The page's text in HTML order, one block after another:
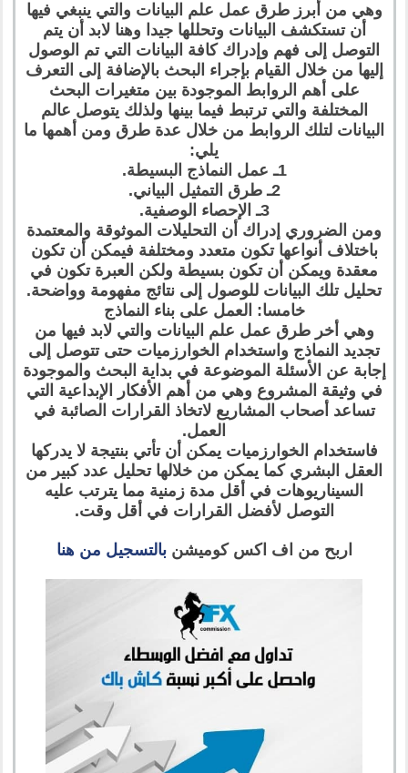
وهي من أبرز طرق عمل علم البيانات والتي ينبغي فيها
أن تستكشف البيانات وتحللها جيدا وهنا لابد أن يتم
التوصل إلى فهم وإدراك كافة البيانات التي تم الوصول
إليها من خلال القيام بإجراء البحث بالإضافة إلى التعرف
على أهم الروابط الموجودة بين متغيرات البحث
المختلفة والتي ترتبط فيما بينها ولذلك يتوصل عالم
البيانات لتلك الروابط من خلال عدة طرق ومن أهمها ما
يلي:
1ـ عمل النماذج البسيطة.
2ـ طرق التمثيل البياني.
3ـ الإحصاء الوصفية.
ومن الضروري إدراك أن التحليلات الموثوقة والمعتمدة
باختلاف أنواعها تكون متعدد ومختلفة فيمكن أن تكون
معقدة ويمكن أن تكون بسيطة ولكن العبرة تكون في
تحليل تلك البيانات للوصول إلى نتائج مفهومة وواضحة.
خامسا: العمل على بناء النماذج
وهي أخر طرق عمل علم البيانات والتي لابد فيها من
تجديد النماذج واستخدام الخوارزميات حتى تتوصل إلى
إجابة عن الأسئلة الموضوعة في بداية البحث والموجودة
في وثيقة المشروع وهي من أهم الأفكار الإبداعية التي
تساعد أصحاب المشاريع لاتخاذ القرارات الصائبة في
العمل.
فاستخدام الخوارزميات يمكن أن تأتي بنتيجة لا يدركها
العقل البشري كما يمكن من خلالها تحليل عدد كبير من
السيناريوهات في أقل مدة زمنية مما يترتب عليه
التوصل لأفضل القرارات في أقل وقت.
اربح من اف اكس كوميشنبالتسجيل من هنا